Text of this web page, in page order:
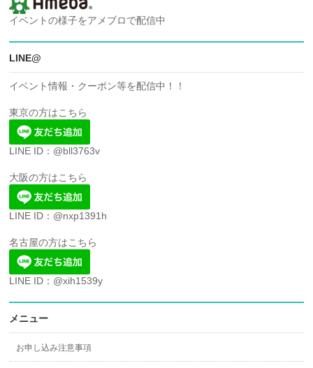
イベントの様子をアメブロで配信中
LINE@
イベント情報・クーポン等を配信中！！
東京の方はこちら
LINE ID：@bll3763v
大阪の方はこちら
LINE ID：@nxp1391h
名古屋の方はこちら
LINE ID：@xih1539y
メニュー
お申し込み注意事項